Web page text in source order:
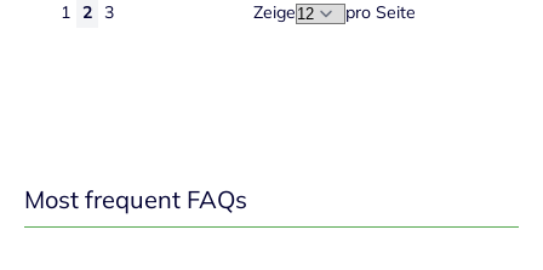
Most frequent FAQs
Seite
Seite
Zurück
Seite
1 Sie lesen gerade Seite
2 Seite
3 Zeige pro Seite